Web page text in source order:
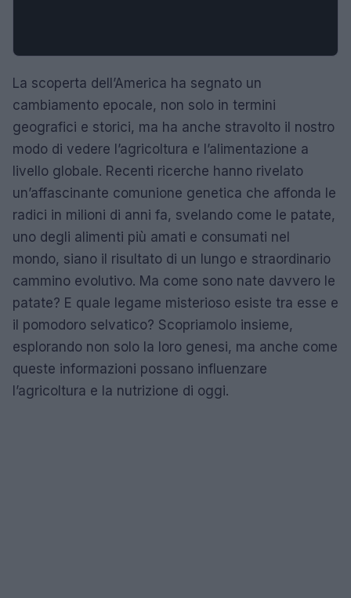
La scoperta dell’America ha segnato un
cambiamento epocale, non solo in termini
geografici e storici, ma ha anche stravolto il nostro
modo di vedere l’agricoltura e l’alimentazione a
livello globale. Recenti ricerche hanno rivelato
un’affascinante comunione genetica che affonda le
radici in milioni di anni fa, svelando come le patate,
uno degli alimenti più amati e consumati nel
mondo, siano il risultato di un lungo e straordinario
cammino evolutivo. Ma come sono nate davvero le
patate? E quale legame misterioso esiste tra esse e
il pomodoro selvatico? Scopriamolo insieme,
esplorando non solo la loro genesi, ma anche come
queste informazioni possano influenzare
l’agricoltura e la nutrizione di oggi.